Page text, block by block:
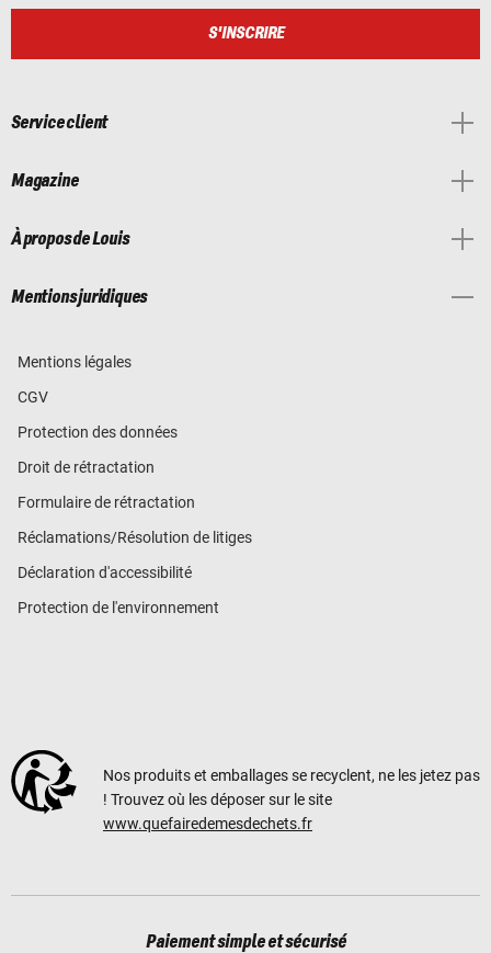
S'INSCRIRE
Service client
Magazine
À propos de Louis
Mentions juridiques
Mentions légales
CGV
Protection des données
Droit de rétractation
Formulaire de rétractation
Réclamations/Résolution de litiges
Déclaration d'accessibilité
Protection de l'environnement
Nos produits et emballages se recyclent, ne les jetez pas
! Trouvez où les déposer sur le site
www.quefairedemesdechets.fr
Paiement simple et sécurisé